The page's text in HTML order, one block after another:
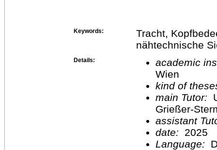
Keywords:
Tracht,
nähtechnische
Details:
academic
Wien
kind of
main Tutor:
Grießer-
assistant
date:
2025
Language: